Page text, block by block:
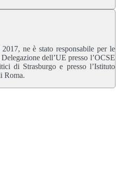
ne è stato responsabile per le
dell’UE presso l’OCSE
di Strasburgo e presso l’Istituto
Roma.